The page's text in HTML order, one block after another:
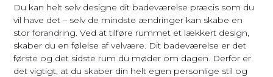
Du kan helt selv designe dit badeværelse præcis som du
vil have det – selv de mindste ændringer kan skabe en
stor forandring. Ved at tilføre rummet et lækkert design,
skaber du en følelse af velvære. Dit badeværelse er det
første og det sidste rum du møder om dagen. Derfor er
det vigtigt, at du skaber din helt egen personlige stil og